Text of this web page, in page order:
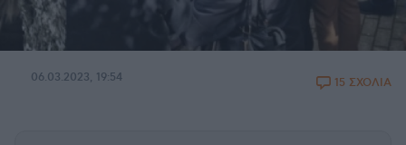
06.03.2023, 19:54 15 ΣΧΟΛΙΑ